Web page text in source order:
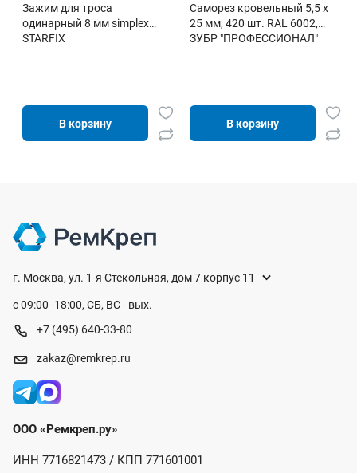
Зажим для троса
одинарный 8 мм simplex
STARFIX
В корзину
Саморез кровельный 5,5 х
25 мм, 420 шт. RAL 6002,
ЗУБР "ПРОФЕССИОНАЛ"
В корзину
г. Москва, ул. 1-я Стекольная, дом 7 корпус 11
с 09:00 -18:00, СБ, ВС - вых.
+7 (495) 640-33-80
zakaz@remkrep.ru
ООО «Ремкреп.ру»
ИНН 7716821473 / КПП 771601001